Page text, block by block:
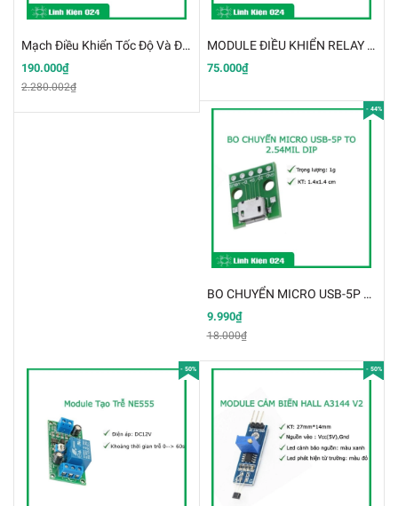
Mạch Điều Khiển Tốc Độ Và Đảo Chiều Motor DC 12-40V 40A 400W Hiển Thị Điện Áp
190.000₫
2.280.002₫
MODULE ĐIỀU KHIỂN RELAY BẰNG CẢM BIẾN MƯA (K4C2)
75.000₫
- 44%
BO CHUYỂN MICRO USB-5P TO 2.54MIL DIP (K2H10-1)
9.990₫
18.000₫
- 50% - 50%